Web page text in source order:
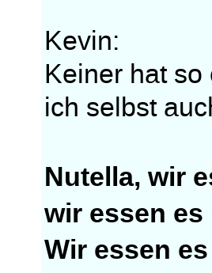
Kevin:
Keiner hat
ich selbst
Nutella, wir
wir essen
Wir essen